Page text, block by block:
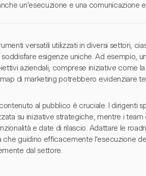
un'esecuzione e una comunicazione
versatili utilizzati in diversi settori,
esigenze uniche. Ad esempio,
aziendali, comprese iniziative come
di marketing potrebbero evidenziare
al pubblico è cruciale. I dirigenti
su iniziative strategiche, mentre i
e date di rilascio. Adattare le
che guidino efficacemente l'esecuzione
dal settore.